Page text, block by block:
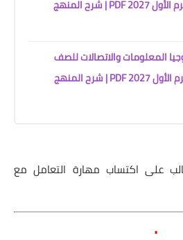
السادس الابتدائي الترم الأول 2027 PDF | شرح المنهج
المعلومات والاتصالات للصف
الخامس الابتدائي الترم الأول 2027 PDF | شرح المنهج
على اكتساب مهارة التعامل مع
.